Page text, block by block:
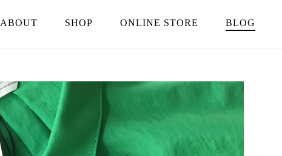
ABOUT SHOP ONLINE STORE BLOG